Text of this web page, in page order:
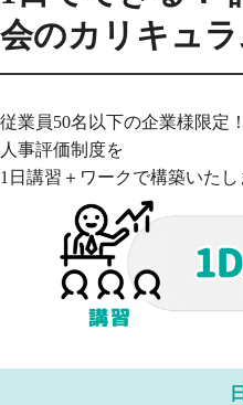
会のカリキュ
従業員50名以下の企業様限定！
人事評価制度を
1日講習＋ワークで構築いたし